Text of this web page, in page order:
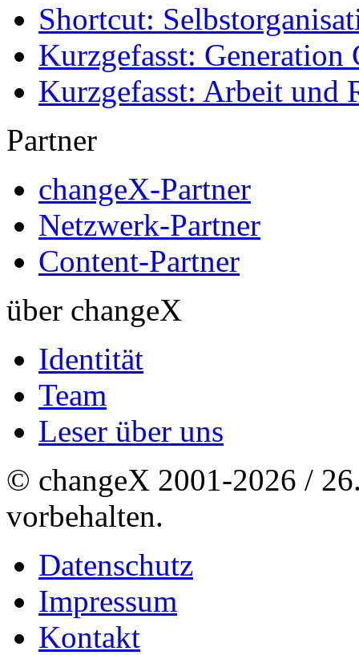
Shortcut:
Kurzgefasst: Generation
Kurzgefasst: Arbeit und
Partner
changeX-Partner
Netzwerk-Partner
Content-Partner
über changeX
Identität
Team
Leser über uns
© changeX 2001-2026 /
vorbehalten.
Datenschutz
Impressum
Kontakt